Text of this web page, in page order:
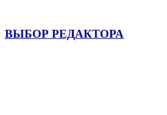
ВЫБОР РЕДАКТОРА